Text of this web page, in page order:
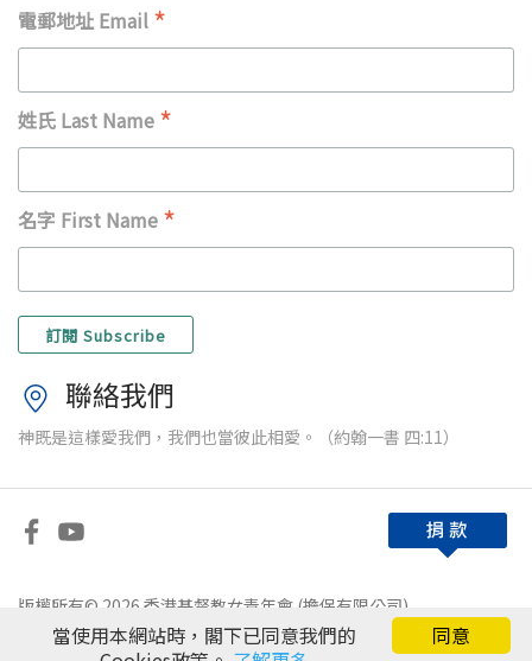
電郵地址 Email *
姓氏 Last Name *
名字 First Name *
聯絡我們
神既是這樣愛我們，我們也當彼此相愛。（約翰一書 四:11）
版權所有© 2026 香港基督教女青年會 (擔保有限公司)
免責條款|私隱政策 同意
當使用本網站時，閣下已同意我們的